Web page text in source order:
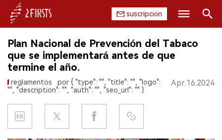
suscripción
INICIO
EMPRESA
REGULACIÓN
Buscar
Plan Nacional de Prevención del Tabaco
que se implementará antes de que
termine el año.
reglamentos
por { "type": "", "title": "", "logo":
"", "description": "", "auth": "", "seo_url": "" }
Apr.16.2024